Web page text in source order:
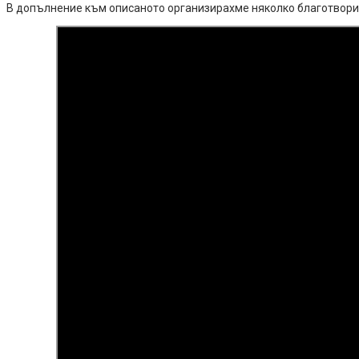
В допълнение към описаното организирахме няколко